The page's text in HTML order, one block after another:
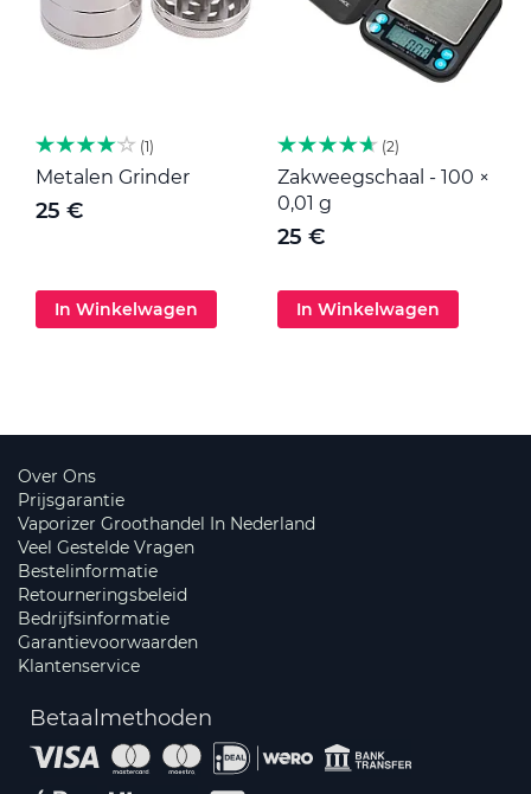
1
Metalen Grinder
25 €
In Winkelwagen
2
Zakweegschaal - 100 ×
0,01 g
25 €
In Winkelwagen
Over Ons
Prijsgarantie
Vaporizer Groothandel In Nederland
Veel Gestelde Vragen
Bestelinformatie
Retourneringsbeleid
Bedrijfsinformatie
Garantievoorwaarden
Klantenservice
Betaalmethoden